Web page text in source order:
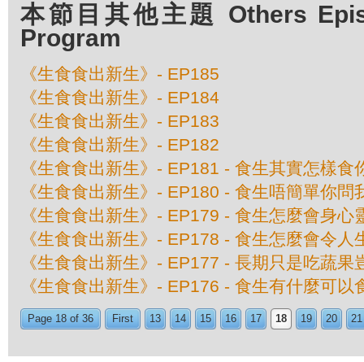
本節目其他主題 Others
Program
《生食食出新生》- EP185
《生食食出新生》- EP184
《生食食出新生》- EP183
《生食食出新生》- EP182
《生食食出新生》- EP181 - 食生其實怎樣食
《生食食出新生》- EP180 - 食生唔簡單你問
《生食食出新生》- EP179 - 食生怎麼會身心
《生食食出新生》- EP178 - 食生怎麼會令人
《生食食出新生》- EP177 - 長期只是吃蔬果
《生食食出新生》- EP176 - 食生有什麼可以
Page 18 of 36 First 13 14 15 16 17 18 19 20 21